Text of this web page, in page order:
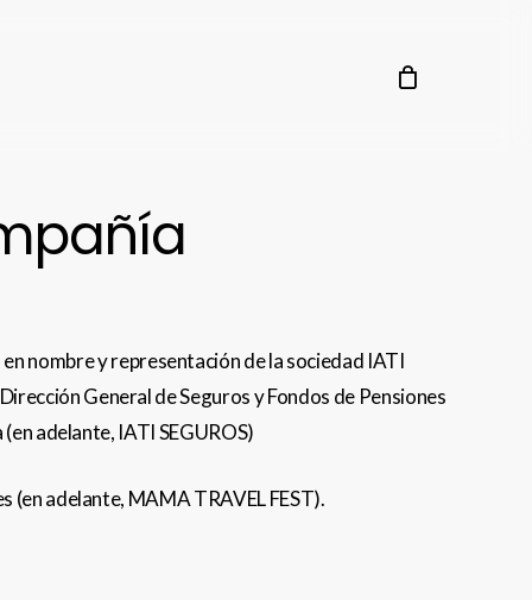
nombre y representación de la sociedad IATI
General de Seguros y Fondos de Pensiones
adelante, IATI SEGUROS)
(en adelante, MAMA TRAVEL FEST).